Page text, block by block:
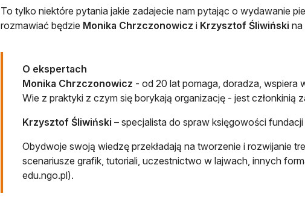
To tylko niektóre pytania jakie zadajecie nam pytając o wydawanie
rozmawiać będzie Monika Chrzczonowicz i Krzysztof Śliwiński na
O ekspertach
Monika Chrzczonowicz - od 20 lat pomaga, doradza,
Wie z praktyki z czym się borykają organizację - jest członkinią
Krzysztof Śliwiński – specjalista do spraw księgowości
Obydwoje swoją wiedzę przekładają na tworzenie i rozwijanie
scenariusze grafik, tutoriali, uczestnictwo w lajwach, innych
edu.ngo.pl).